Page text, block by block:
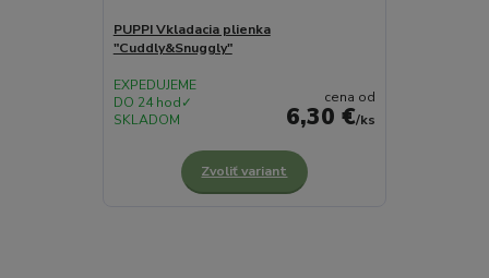
PUPPI Vkladacia plienka
"Cuddly&Snuggly"
cena od
6,30 €/ks
EXPEDUJEME
DO 24 hod✓
SKLADOM
Zvoliť variant